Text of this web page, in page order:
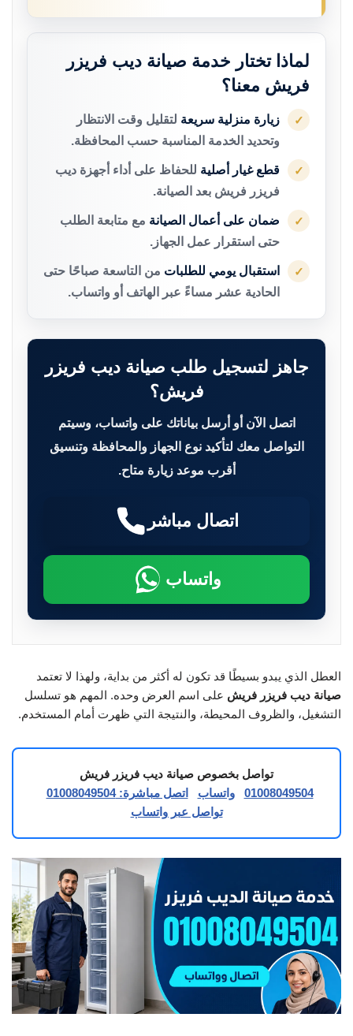
لماذا تختار خدمة صيانة ديب فريزر
فريش معنا؟
✓ زيارة منزلية سريعة لتقليل وقت الانتظار
وتحديد الخدمة المناسبة حسب المحافظة.
✓ قطع غيار أصلية للحفاظ على أداء أجهزة ديب
فريزر فريش بعد الصيانة.
✓ ضمان على أعمال الصيانة مع متابعة الطلب
حتى استقرار عمل الجهاز.
✓ استقبال يومي للطلبات من التاسعة صباحًا حتى
الحادية عشر مساءً عبر الهاتف أو واتساب.
جاهز لتسجيل طلب صيانة ديب فريزر
فريش؟
اتصل الآن أو أرسل بياناتك على واتساب، وسيتم
التواصل معك لتأكيد نوع الجهاز والمحافظة وتنسيق
أقرب موعد زيارة متاح.
اتصال مباشر
واتساب
العطل الذي يبدو بسيطًا قد تكون له أكثر من بداية، ولهذا لا تعتمد
صيانة ديب فريزر فريش على اسم العرض وحده. المهم هو تسلسل
التشغيل، والظروف المحيطة، والنتيجة التي ظهرت أمام المستخدم.
تواصل بخصوص صيانة ديب فريزر فريش
01008049504
واتساب
اتصل مباشرة: 01008049504
تواصل عبر واتساب